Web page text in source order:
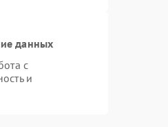
данных
с
и